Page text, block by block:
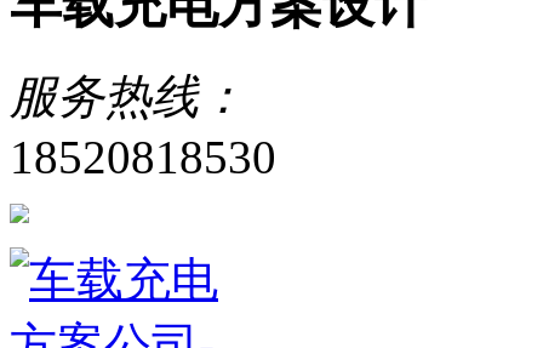
服务热线：
18520818530